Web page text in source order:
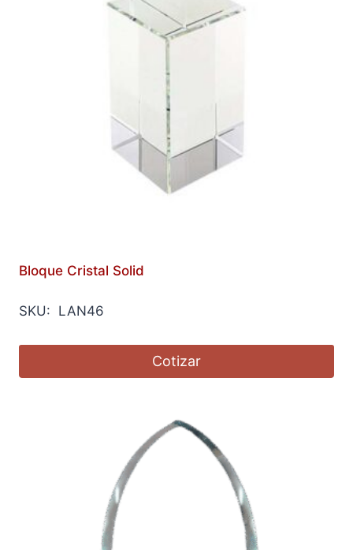
Bloque Cristal Solid
SKU: LAN46
Cotizar